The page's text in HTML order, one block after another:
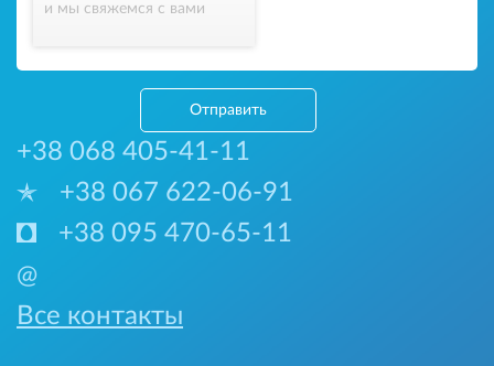
и мы свяжемся с вами
Отправить
+38 068 405-41-11
+38 067 622-06-91
+38 095 470-65-11
@
Все контакты